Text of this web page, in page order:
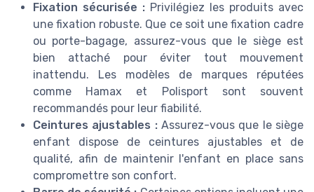
Fixation sécurisée : Privilégiez les produits avec
une fixation robuste. Que ce soit une fixation cadre
ou porte-bagage, assurez-vous que le siège est
bien attaché pour éviter tout mouvement
inattendu. Les modèles de marques réputées
comme Hamax et Polisport sont souvent
recommandés pour leur fiabilité.
Ceintures ajustables :Assurez-vous que le siège
enfant dispose de ceintures ajustables et de
qualité, afin de maintenir l'enfant en place sans
compromettre son confort.